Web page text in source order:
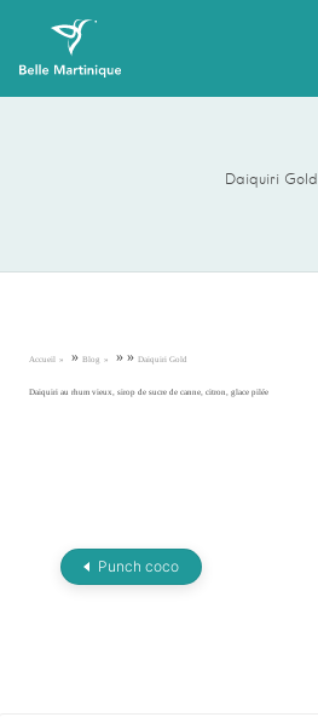
Daiquiri Gold
Accueil » Blog » » Daiquiri Gold
Daiquiri au rhum vieux, sirop de sucre de canne, citron, glace pilée
Punch coco